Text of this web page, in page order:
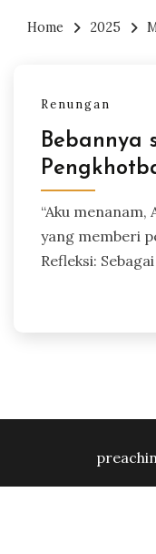
Home 2025
Renungan
Bebannya
“Aku
yang memberi
Refleksi: